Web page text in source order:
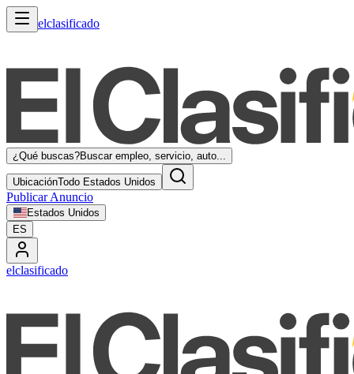
elclasificado
¿Qué buscas?Buscar empleo, servicio, auto...
UbicaciónTodo Estados Unidos
Publicar Anuncio
Estados Unidos
ES
elclasificado